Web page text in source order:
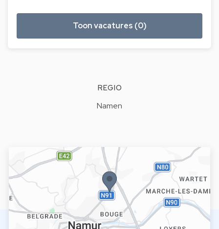
Toon vacatures (0)
REGIO
Namen